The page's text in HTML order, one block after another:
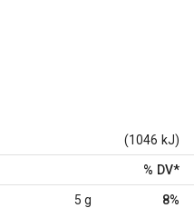
(1046 kJ)
% DV*
5 g 8%